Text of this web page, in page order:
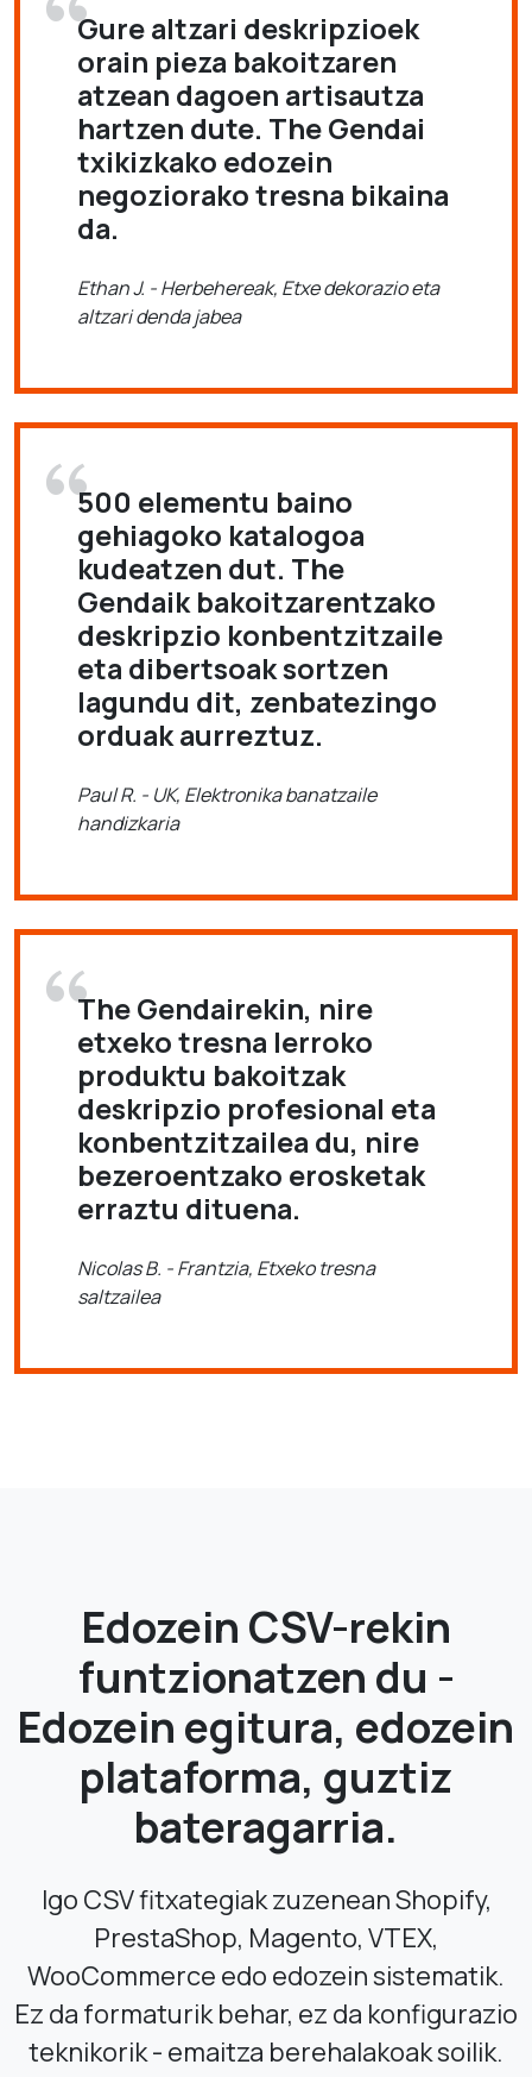
Gure altzari deskripzioek
orain pieza bakoitzaren
atzean dagoen artisautza
hartzen dute. The Gendai
txikizkako edozein
negoziorako tresna bikaina
da.
Ethan J. - Herbehereak, Etxe dekorazio eta
altzari denda jabea
500 elementu baino
gehiagoko katalogoa
kudeatzen dut. The
Gendaik bakoitzarentzako
deskripzio konbentzitzaile
eta dibertsoak sortzen
lagundu dit, zenbatezingo
orduak aurreztuz.
Paul R. - UK, Elektronika banatzaile
handizkaria
The Gendairekin, nire
etxeko tresna lerroko
produktu bakoitzak
deskripzio profesional eta
konbentzitzailea du, nire
bezeroentzako erosketak
erraztu dituena.
Nicolas B. - Frantzia, Etxeko tresna
saltzailea
Edozein CSV-rekin
funtzionatzen du -
Edozein egitura, edozein
plataforma, guztiz
bateragarria.
Igo CSV fitxategiak zuzenean Shopify,
PrestaShop, Magento, VTEX,
WooCommerce edo edozein sistematik.
Ez da formaturik behar, ez da konfigurazio
teknikorik - emaitza berehalakoak soilik.